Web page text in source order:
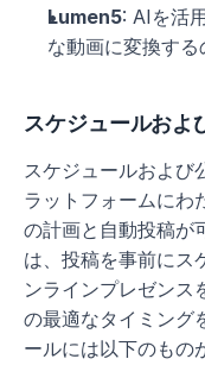
Lumen5: AIを活
な動画に変換する
スケジュールおよ
スケジュールおよび
ラットフォームにわ
の計画と自動投稿が
は、投稿を事前にス
ンラインプレゼンス
の最適なタイミング
ールには以下のもの